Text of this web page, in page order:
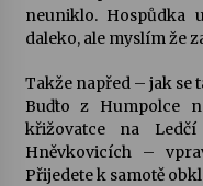
Veselí
28. 7.
neuniklo. Hospůdka
daleko, ale myslím že
Takže napřed – jak se
Buďto z Humpolce
křižovatce na
Hněvkovicích –
Přijedete k samotě